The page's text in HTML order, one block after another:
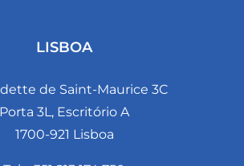
LISBOA
de Saint-Maurice 3C
Porta 3L, Escritório A
1700-921 Lisboa